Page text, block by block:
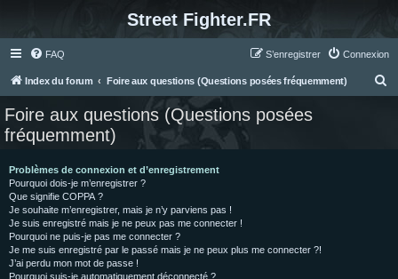
Street Fighter.FR
FAQ Connexion
S’enregistrer
Index du forum Foire aux questions (Questions posées fréquemment)
Foire aux questions (Questions posées
fréquemment)
Problèmes de connexion et d’enregistrement
Pourquoi dois-je m’enregistrer ?
Que signifie COPPA ?
Je souhaite m’enregistrer, mais je n’y parviens pas !
Je suis enregistré mais je ne peux pas me connecter !
Pourquoi ne puis-je pas me connecter ?
Je me suis enregistré par le passé mais je ne peux plus me connecter ?!
J’ai perdu mon mot de passe !
Pourquoi suis-je automatiquement déconnecté ?